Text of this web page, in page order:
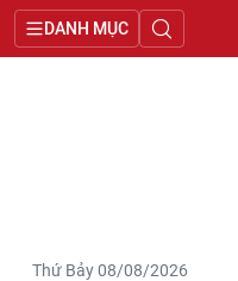
DANH MỤC
Thứ Bảy 08/08/2026